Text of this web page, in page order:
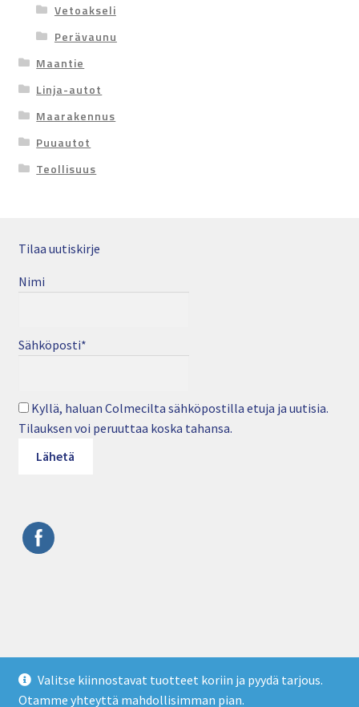
Vetoakseli
Perävaunu
Maantie
Linja-autot
Maarakennus
Puuautot
Teollisuus
Tilaa uutiskirje
Nimi
Sähköposti*
Kyllä, haluan Colmecilta sähköpostilla etuja ja uutisia.
Tilauksen voi peruuttaa koska tahansa.
info@colmec.fi • colmec.fi
Valitse kiinnostavat tuotteet koriin ja pyydä tarjous.
Otamme yhteyttä mahdollisimman pian.